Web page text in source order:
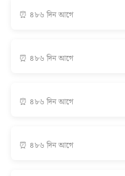
⏰ ৪৮৬ দিন আগে
⏰ ৪৮৬ দিন আগে
⏰ ৪৮৬ দিন আগে
⏰ ৪৮৬ দিন আগে